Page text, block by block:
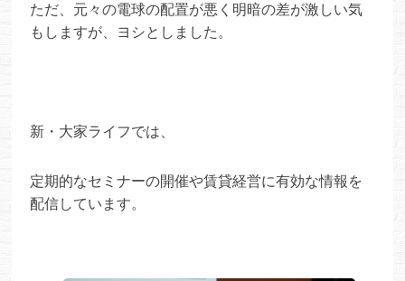
ただ、元々の電球の配置が悪く明暗の差が激しい気
もしますが、ヨシとしました。
新・大家ライフでは、
定期的なセミナーの開催や賃貸経営に有効な情報を
配信しています。